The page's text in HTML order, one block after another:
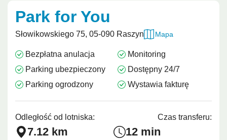
Park for You
Słowikowskiego 75, 05-090 Raszyn Mapa
Bezpłatna anulacja
Parking ubezpieczony
Parking ogrodzony
Monitoring
Dostępny 24/7
Wystawia fakturę
Odległość od lotniska:
7.12 km
Czas transferu:
12 min